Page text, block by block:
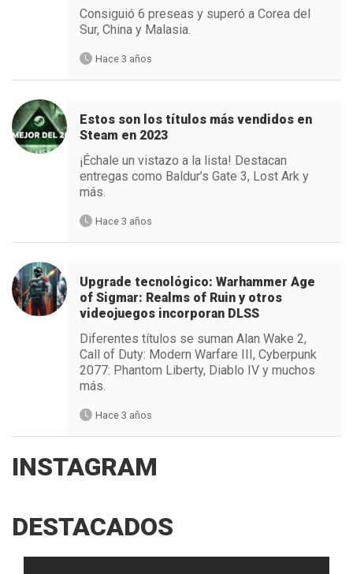
Consiguió 6 preseas y superó a Corea del
Sur, China y Malasia.
Hace 3 años
Estos son los títulos más vendidos en
Steam en 2023
¡Échale un vistazo a la lista! Destacan
entregas como Baldur’s Gate 3, Lost Ark y
más.
Hace 3 años
Upgrade tecnológico: Warhammer Age
of Sigmar: Realms of Ruin y otros
videojuegos incorporan DLSS
Diferentes títulos se suman Alan Wake 2,
Call of Duty: Modern Warfare III, Cyberpunk
2077: Phantom Liberty, Diablo IV y muchos
más.
Hace 3 años
INSTAGRAM
DESTACADOS